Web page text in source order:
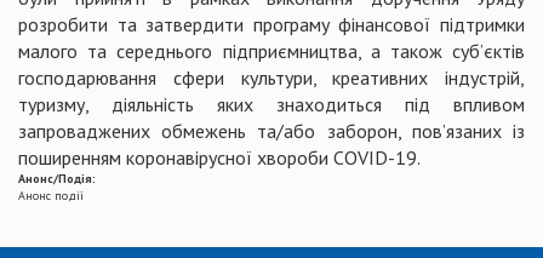
розробити та затвердити програму фінансової підтримки
малого та середнього підприємництва, а також суб’єктів
господарювання сфери культури, креативних індустрій,
туризму, діяльність яких знаходиться під впливом
запроваджених обмежень та/або заборон, пов’язаних із
поширенням коронавірусної хвороби COVID-19.
Анонс/Подія:
Анонс події